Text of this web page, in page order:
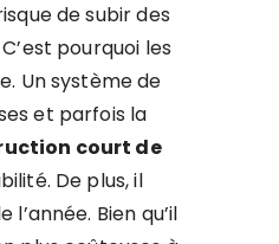
de subir des
pourquoi les
Un système de
et parfois la
court de
De plus, il
Bien qu’il